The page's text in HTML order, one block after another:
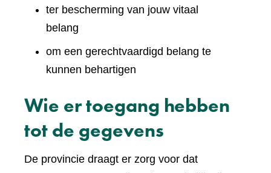
ter bescherming van jouw vitaal
belang
om een gerechtvaardigd belang te
kunnen behartigen
Wie er toegang hebben
tot de gegevens
De provincie draagt er zorg voor dat